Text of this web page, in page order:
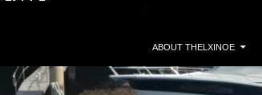
ABOUT THELXINOE